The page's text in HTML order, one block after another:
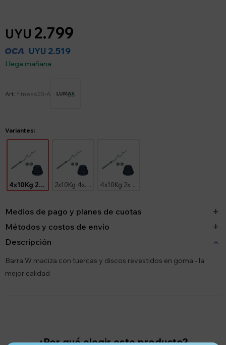
UYU 2.799
UYU 2.519
Llega mañana
fitness20-A
Variantes:
4x10Kg 2x5Kg 4x2.5Kg 2x10Kg 4x5Kg 6x2.5Kg 4x1.25Kg 4x10Kg 2x5Kg 2x2.5Kg 4x1.25Kg
Medios de pago y planes de cuotas
Métodos y costos de envío
Descripción
Barra W maciza con tuercas y discos revestidos en goma - la
mejor calidad
¿Por qué elegir este producto?